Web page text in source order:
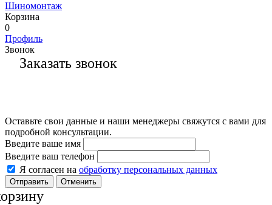
Шиномонтаж
Корзина
0
Профиль
Звонок
Заказать звонок
Оставьте свои данные и наши менеджеры свяжутся с вами для
подробной консультации.
Введите ваше имя
Введите ваш телефон
Я согласен на обработку персональных данных
Отменить